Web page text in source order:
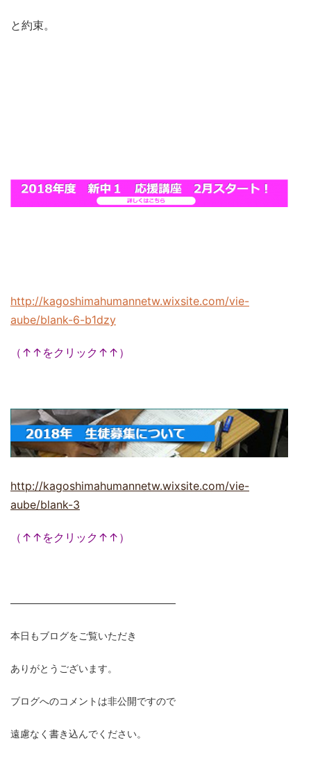
と約束。
http://kagoshimahumannetw.wixsite.com/vie-
aube/blank-6-b1dzy
（↑↑をクリック↑↑）
http://kagoshimahumannetw.wixsite.com/vie-
aube/blank-3
（↑↑をクリック↑↑）
―――――――――――――――――
本日もブログをご覧いただき
ありがとうございます。
ブログへのコメントは非公開ですので
遠慮なく書き込んでください。